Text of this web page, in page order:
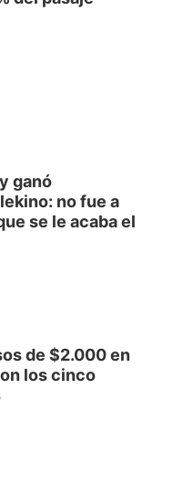
ganó
no fue a
se le acaba el
de $2.000 en
los cinco